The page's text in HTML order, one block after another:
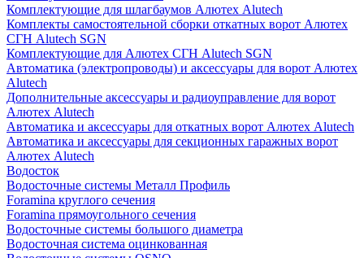
Комплектующие для шлагбаумов Алютех Alutech
Комплекты самостоятельной сборки откатных ворот Алютех
СГН Alutech SGN
Комплектующие для Алютех СГН Alutech SGN
Автоматика (электропроводы) и аксессуары для ворот Алютех
Alutech
Дополнительные аксессуары и радиоуправление для ворот
Алютех Alutech
Автоматика и аксессуары для откатных ворот Алютех Alutech
Автоматика и аксессуары для секционных гаражных ворот
Алютех Alutech
Водосток
Водосточные системы Металл Профиль
Foramina круглого сечения
Foramina прямоугольного сечения
Водосточные системы большого диаметра
Водосточная система оцинкованная